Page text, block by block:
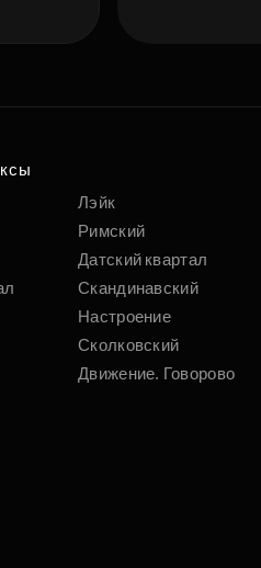
Лэйк
Римский
Датский квартал
Скандинавский
Настроение
Сколковский
Движение. Говорово